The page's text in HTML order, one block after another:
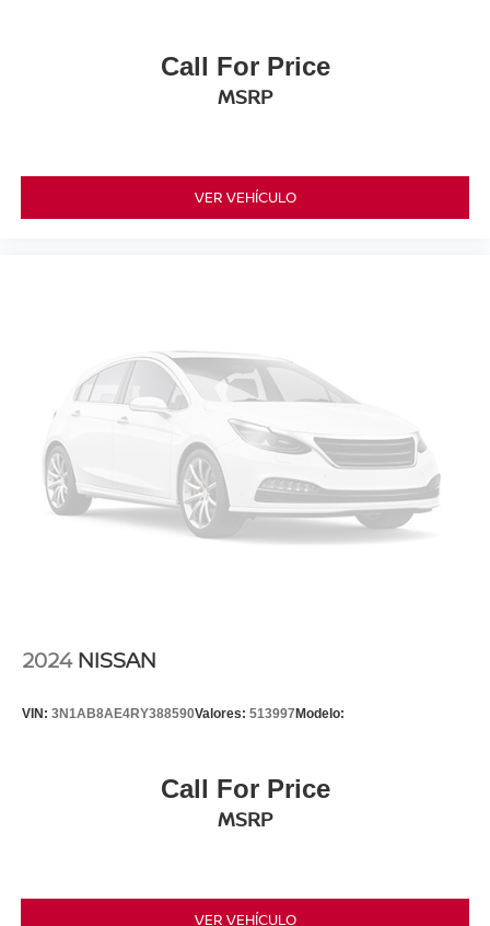
Call For Price
MSRP
VER VEHÍCULO
2024 NISSAN
VIN: 3N1AB8AE4RY388590Valores: 513997Modelo:
Call For Price
MSRP
VER VEHÍCULO